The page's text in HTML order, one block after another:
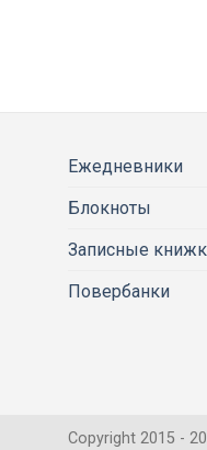
Ежедневники
Блокноты
Записные
Повербанки
Copyright 2015 -